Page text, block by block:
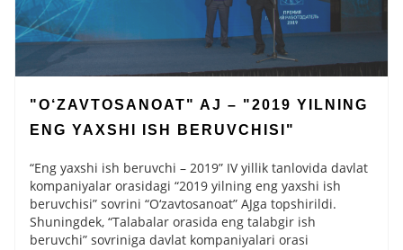
"O‘ZAVTOSANOAT" AJ – "2019 YILNING
ENG YAXSHI ISH BERUVCHISI"
“Eng yaxshi ish beruvchi – 2019” IV yillik tanlovida davlat
kompaniyalar orasidagi “2019 yilning eng yaxshi ish
beruvchisi” sovrini “O‘zavtosanoat” AJga topshirildi.
Shuningdek, “Talabalar orasida eng talabgir ish
beruvchi” sovriniga davlat kompaniyalari orasi